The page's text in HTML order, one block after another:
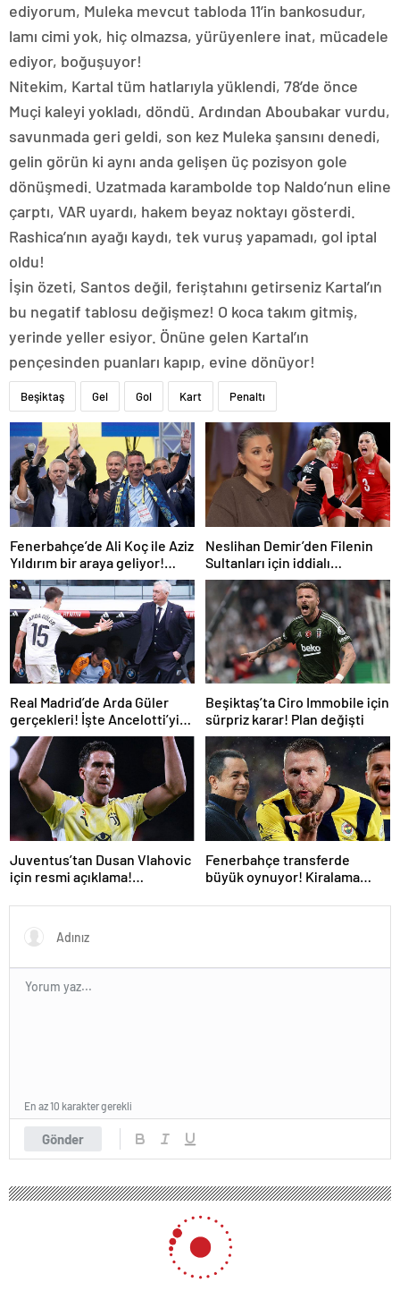
ediyorum, Muleka mevcut tabloda 11’in bankosudur,
lamı cimi yok, hiç olmazsa, yürüyenlere inat, mücadele
ediyor, boğuşuyor!
Nitekim, Kartal tüm hatlarıyla yüklendi, 78’de önce
Muçi kaleyi yokladı, döndü. Ardından Aboubakar vurdu,
savunmada geri geldi, son kez Muleka şansını denedi,
gelin görün ki aynı anda gelişen üç pozisyon gole
dönüşmedi. Uzatmada karambolde top Naldo’nun eline
çarptı, VAR uyardı, hakem beyaz noktayı gösterdi.
Rashica’nın ayağı kaydı, tek vuruş yapamadı, gol iptal
oldu!
İşin özeti, Santos değil, feriştahını getirseniz Kartal’ın
bu negatif tablosu değişmez! O koca takım gitmiş,
yerinde yeller esiyor. Önüne gelen Kartal’ın
pençesinden puanları kapıp, evine dönüyor!
Beşiktaş Gel Gol Kart Penaltı
Fenerbahçe’de Ali Koç ile Aziz
Yıldırım bir araya geliyor!
Toplanan imza sayısı ortaya
çıktı
Neslihan Demir’den Filenin
Sultanları için iddialı
açıklama!
Real Madrid’de Arda Güler
gerçekleri! İşte Ancelotti’yi
yol ayrımına götüren
sebepler
Beşiktaş’ta Ciro Immobile için
sürpriz karar! Plan değişti
Juventus’tan Dusan Vlahovic
için resmi açıklama!
Fenerbahçe transferde
büyük oynuyor! Kiralama
Gönder
En az 10 karakter gerekli